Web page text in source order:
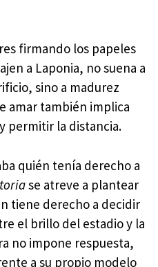
firmando los papeles
a Laponia, no suena a
sino a madurez
amar también implica
permitir la distancia.
quién tenía derecho a
se atreve a plantear
tiene derecho a decidir
el brillo del estadio y la
no impone respuesta,
a su propio modelo